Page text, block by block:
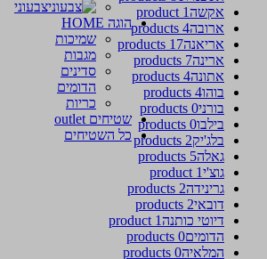
צבעוני
הוגה HOME
שמיכות
מגבות
סדינים
הדומים
כריות
שטיחים outlet
כל השטיחים
אקשה1 product
ארובה4 products
אריאנה17 products
ארינה7 products
אתונה4 products
בוהו4 products
בורני0 products
בילבו0 products
בלג'יק2 products
גאלה5 products
גוצ'י1 product
גרינידה2 products
דובאי2 products
דיוטי כותנה1 product
הדומים0 products
המלאיה0 products